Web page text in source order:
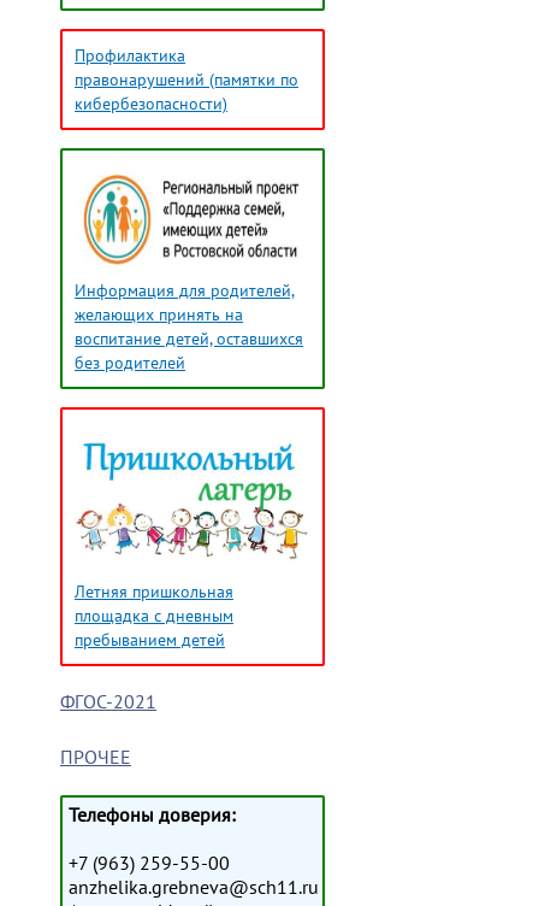
Профилактика
правонарушений (памятки по
кибербезопасности)
Информация для родителей,
желающих принять на
воспитание детей, оставшихся
без родителей
Летняя пришкольная
площадка с дневным
пребыванием детей
ФГОС-2021
ПРОЧЕЕ
Телефоны доверия:
+7 (963) 259-55-00
anzhelika.grebneva@sch11.ru